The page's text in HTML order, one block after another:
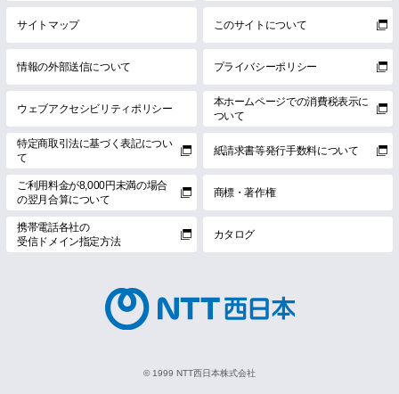
サイトマップ このサイトについて
情報の外部送信について プライバシーポリシー
ウェブアクセシビリティポリシー
本ホームページでの消費税表示に
ついて
特定商取引法に基づく表記につい
て
紙請求書等発行手数料について
ご利用料金が8,000円未満の場合
の翌月合算について
商標・著作権
携帯電話各社の
受信ドメイン指定方法
カタログ
© 1999 NTT西日本株式会社